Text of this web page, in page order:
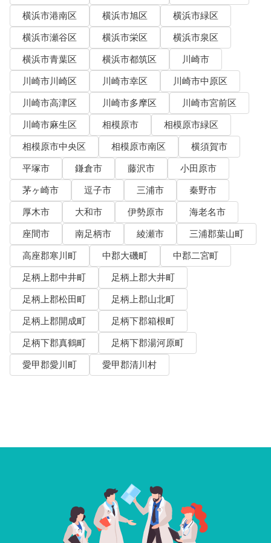
横浜市港南区
横浜市旭区
横浜市緑区
横浜市瀬谷区
横浜市栄区
横浜市泉区
横浜市青葉区
横浜市都筑区
川崎市
川崎市川崎区
川崎市幸区
川崎市中原区
川崎市高津区
川崎市多摩区
川崎市宮前区
川崎市麻生区
相模原市
相模原市緑区
相模原市中央区
相模原市南区
横須賀市
平塚市
鎌倉市 藤沢市
小田原市
茅ヶ崎市
逗子市 三浦市
秦野市
厚木市
大和市 伊勢原市
海老名市
座間市
南足柄市 綾瀬市
三浦郡葉山町
高座郡寒川町
中郡大磯町
中郡二宮町
足柄上郡中井町
足柄上郡大井町
足柄上郡松田町
足柄上郡山北町
足柄上郡開成町
足柄下郡箱根町
足柄下郡真鶴町
足柄下郡湯河原町
愛甲郡愛川町
愛甲郡清川村